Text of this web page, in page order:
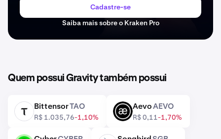
Cadastre-se
Saiba mais sobre o Kraken Pro
Quem possui Gravity também possui
TAO BittensorTAO
R$ 1.035,76-1,10%
AEVO AevoAEVO
R$ 0,11-1,70%